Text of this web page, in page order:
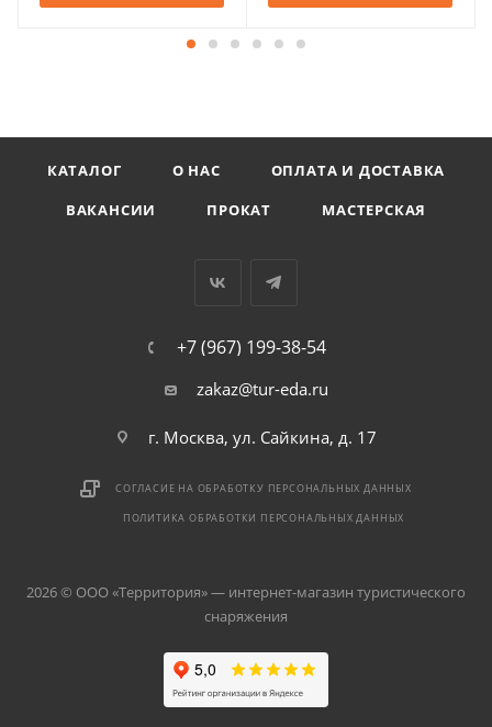
КАТАЛОГ О НАС
ОПЛАТА И ДОСТАВКА
ВАКАНСИИ
ПРОКАТ МАСТЕРСКАЯ
+7 (967) 199-38-54
zakaz@tur-eda.ru
г. Москва, ул. Сайкина, д. 17
СОГЛАСИЕ НА ОБРАБОТКУ ПЕРСОНАЛЬНЫХ ДАННЫХ
ПОЛИТИКА ОБРАБОТКИ ПЕРСОНАЛЬНЫХ ДАННЫХ
2026 © ООО «Территория» — интернет-магазин туристического
снаряжения